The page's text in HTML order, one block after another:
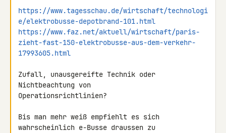
https://www.tagesschau.de/wirtschaft/technologi
e/elektrobusse-depotbrand-101.html
https://www.faz.net/aktuell/wirtschaft/paris-
zieht-fast-150-elektrobusse-aus-dem-verkehr-
17993605.html
Zufall, unausgereifte Technik oder
Nichtbeachtung von
Operationsrichtlinien?
Bis man mehr weiß empfiehlt es sich
wahrscheinlich e-Busse draussen zu